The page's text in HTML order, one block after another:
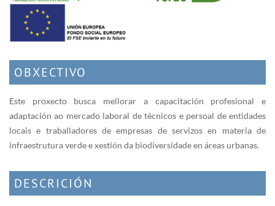
OBXECTIVO
Este proxecto busca mellorar a capacitación profesional e
adaptación ao mercado laboral de técnicos e persoal de entidades
locais e traballadores de empresas de servizos en materia de
infraestrutura verde e xestión da biodiversidade en áreas urbanas.
DESCRICIÓN